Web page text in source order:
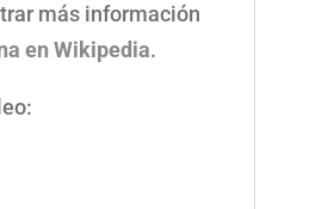
más información
en Wikipedia.